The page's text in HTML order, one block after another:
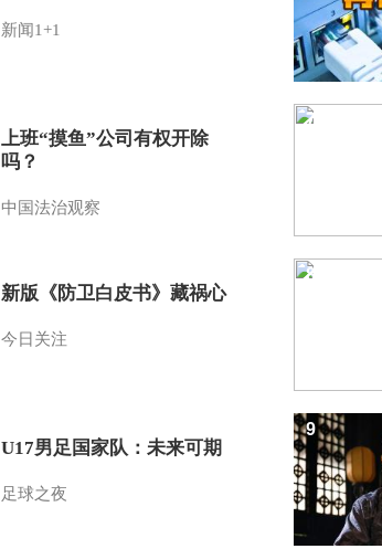
新闻1+1
上班“摸鱼”公司有权开除
吗？
中国法治观察
新版《防卫白皮书》藏祸心
今日关注
U17男足国家队：未来可期
足球之夜
7
8
9